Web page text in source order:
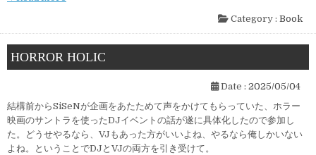
Category : Book
HORROR HOLIC
Date : 2025/05/04
結構前からSiSeNが企画をあたためて声をかけてもらっていた、ホラー
映画のサントラを使ったDJイベントの話が遂に具体化したので参加し
た。どうせやるなら、VJもあった方がいいよね、やるなら俺しかいない
よね。ということでDJとVJの両方を引き受けて。